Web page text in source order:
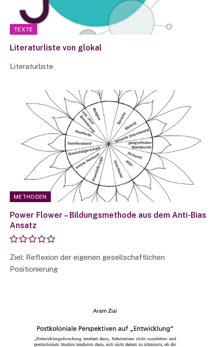
TEXTE
Literaturliste von glokal
Literaturliste
METHODEN
Power Flower – Bildungsmethode aus dem Anti-Bias
Ansatz
Ziel: Reflexion der eigenen gesellschaftlichen
Positionierung